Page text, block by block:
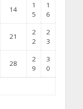
14
1
5
1
6
21
2
2
2
3
28
2
9
3
0